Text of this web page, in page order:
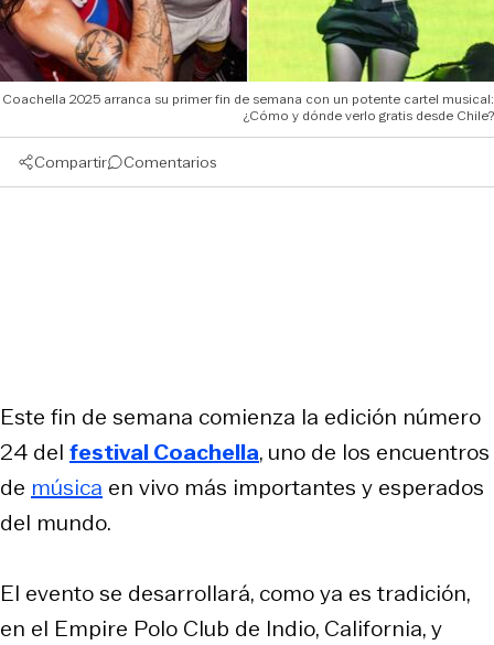
Coachella 2025 arranca su primer fin de semana con un potente cartel musical:
¿Cómo y dónde verlo gratis desde Chile?
Compartir Comentarios
Este fin de semana comienza la edición número
24 del festival Coachella, uno de los encuentros
de música en vivo más importantes y esperados
del mundo.
El evento se desarrollará, como ya es tradición,
en el Empire Polo Club de Indio, California, y